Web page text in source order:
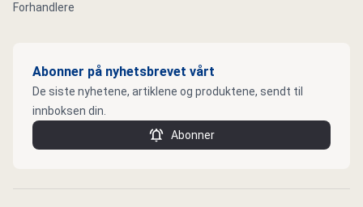
Forhandlere
Abonner på nyhetsbrevet vårt
De siste nyhetene, artiklene og produktene, sendt til
innboksen din.
Abonner